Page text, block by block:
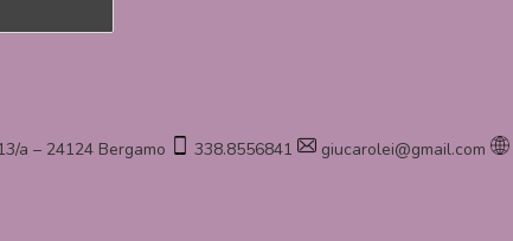
a – 24124 Bergamo 338.8556841 giucarolei@gmail.com